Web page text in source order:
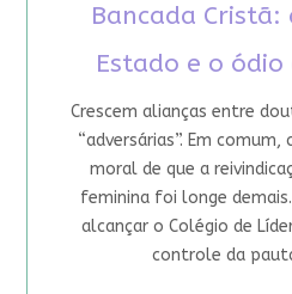
Bancada
Estado e o
Crescem alianças entre
“adversárias”. Em
moral de que a
feminina foi longe
alcançar o Colégio de
controle da